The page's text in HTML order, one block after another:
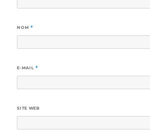
NOM *
E-MAIL *
SITE WEB